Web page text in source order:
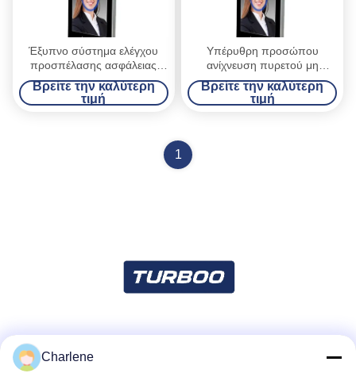
Έξυπνο σύστημα ελέγχου
προσπέλασης ασφάλειας
αναγνώρισης προσώπου
θερμομέτρων
Βρείτε την καλύτερη
τιμή
Υπέρυθρη προσώπου
ανίχνευση πυρετού μη
επαφών συστημάτων
ελέγχου προσπέλασης
προσδιορισμού έξυπνη
Βρείτε την καλύτερη
τιμή
1
Charlene